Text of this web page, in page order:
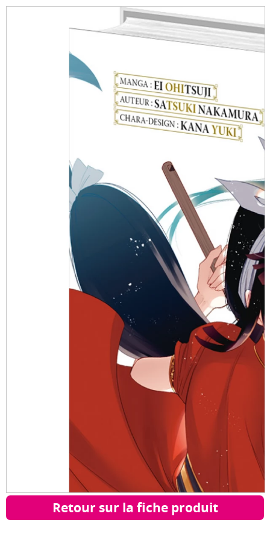
Retour sur la fiche produit